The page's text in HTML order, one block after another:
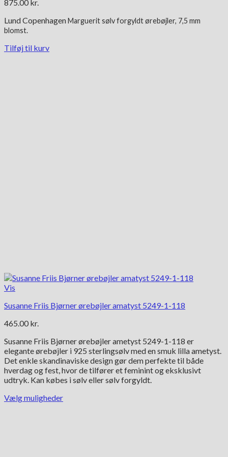
875.00 kr.
Lund CopenhagenMargueritsølv forgyldtørebøjler, 7,5 mm
blomst.
Tilføj til kurv
Vis
Susanne Friis Bjørner ørebøjler amatyst 5249-1-118
465.00 kr.
Susanne Friis Bjørner ørebøjler ametyst 5249-1-118 er
elegante ørebøjler i 925 sterlingsølv med en smuk lilla ametyst.
Det enkle skandinaviske design gør dem perfekte til både
hverdag og fest, hvor de tilfører et feminint og eksklusivt
udtryk. Kan købes i sølv eller sølv forgyldt.
Vælg muligheder